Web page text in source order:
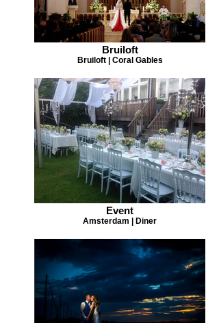
Bruiloft
Bruiloft | Coral Gables
Event
Amsterdam | Diner